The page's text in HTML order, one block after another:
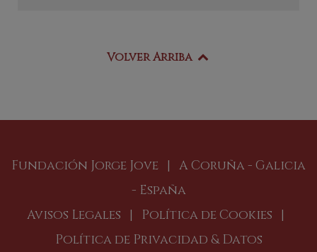
Volver Arriba
Fundación Jorge Jove | A Coruña - Galicia
- España
Avisos Legales | Política de Cookies |
Política de Privacidad & Datos